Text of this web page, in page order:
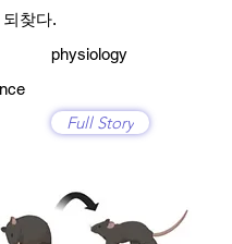
찾다.
physiology
Full Story